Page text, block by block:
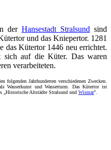
der Hansestadt Stralsund sind
und das Kniepertor. 1281
das Kütertor 1446 neu errichtet.
sich auf die Küter. Das waren
verarbeiteten.
Jahrhunderten verschiedenen Zwecken.
Wasserkunst und Wasserturm. Das Kütertor ist
„Historische Altstädte Stralsund und Wismar".